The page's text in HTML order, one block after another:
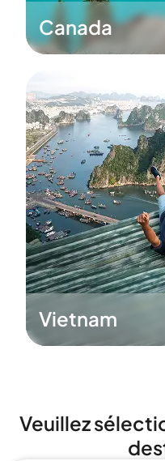
Canada
Vietnam
Veuillez